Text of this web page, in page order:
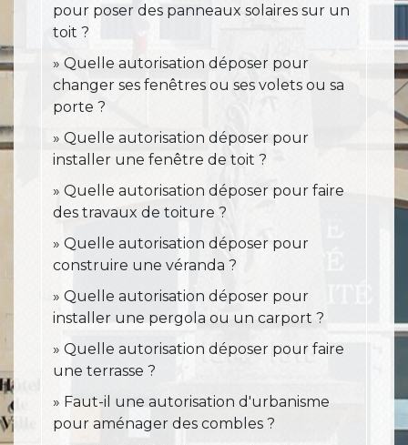
pour poser des panneaux solaires sur un
toit ?
Quelle autorisation déposer pour
changer ses fenêtres ou ses volets ou sa
porte ?
Quelle autorisation déposer pour
installer une fenêtre de toit ?
Quelle autorisation déposer pour faire
des travaux de toiture ?
Quelle autorisation déposer pour
construire une véranda ?
Quelle autorisation déposer pour
installer une pergola ou un carport ?
Quelle autorisation déposer pour faire
une terrasse ?
Faut-il une autorisation d'urbanisme
pour aménager des combles ?